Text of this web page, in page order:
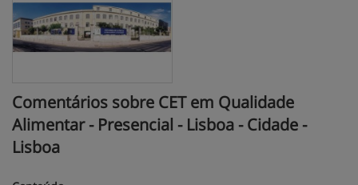
Comentários sobre CET em Qualidade
Alimentar - Presencial - Lisboa - Cidade -
Lisboa